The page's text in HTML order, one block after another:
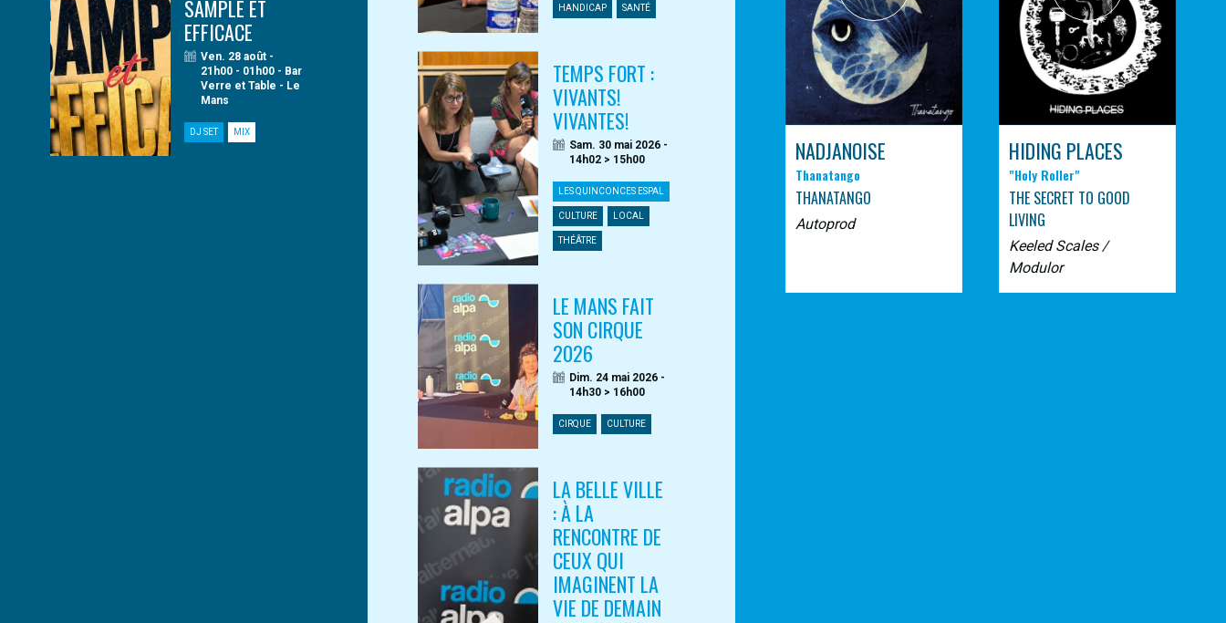
SAMPLE ET
EFFICACE
Ven. 28 août -
21h00 - 01h00 - Bar
Verre et Table - Le
Mans
DJ SET MIX
HANDICAP SANTÉ
TEMPS FORT :
VIVANTS!
VIVANTES!
Sam. 30 mai 2026 -
14h02 > 15h00
LES QUINCONCES ESPAL
CULTURE LOCAL
THÉÂTRE
LE MANS FAIT
SON CIRQUE
2026
Dim. 24 mai 2026 -
14h30 > 16h00
CIRQUE CULTURE
LA BELLE VILLE
: À LA
RENCONTRE DE
CEUX QUI
IMAGINENT LA
VIE DE DEMAIN
NADJANOISE
Thanatango
THANATANGO
Autoprod
HIDING PLACES
"Holy Roller"
THE SECRET TO GOOD
LIVING
Keeled Scales /
Modulor